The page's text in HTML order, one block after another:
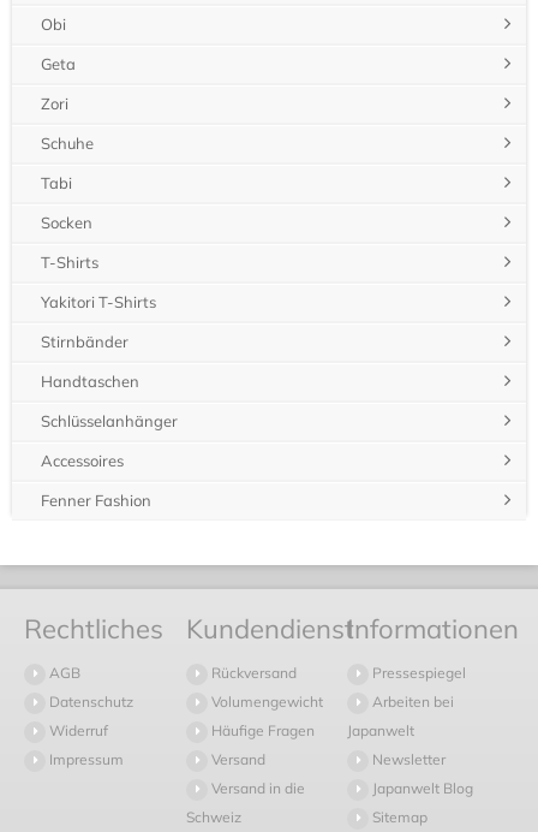
Obi
Geta
Zori
Schuhe
Tabi
Socken
T-Shirts
Yakitori T-Shirts
Stirnbänder
Handtaschen
Schlüsselanhänger
Accessoires
Fenner Fashion
Rechtliches
AGB
Datenschutz
Widerruf
Impressum
Kundendienst
Rückversand
Volumengewicht
Häufige Fragen
Versand
Versand in die
Schweiz
Informationen
Pressespiegel
Arbeiten bei
Japanwelt
Newsletter
Japanwelt Blog
Sitemap